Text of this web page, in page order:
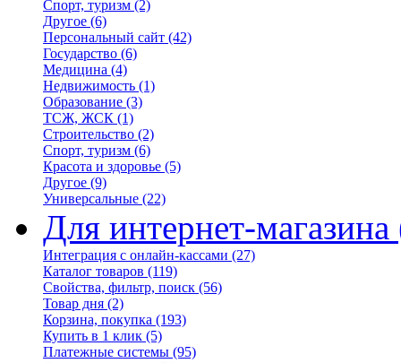
Спорт, туризм (2)
Другое (6)
Персональный сайт (42)
Государство (6)
Медицина (4)
Недвижимость (1)
Образование (3)
ТСЖ, ЖСК (1)
Строительство (2)
Спорт, туризм (6)
Красота и здоровье (5)
Другое (9)
Универсальные (22)
Для интернет-магазина
Интеграция с онлайн-кассами (27)
Каталог товаров (119)
Свойства, фильтр, поиск (56)
Товар дня (2)
Корзина, покупка (193)
Купить в 1 клик (5)
Платежные системы (95)